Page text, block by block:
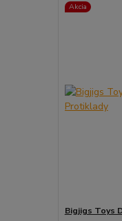
Akcia
Bigjigs Toys